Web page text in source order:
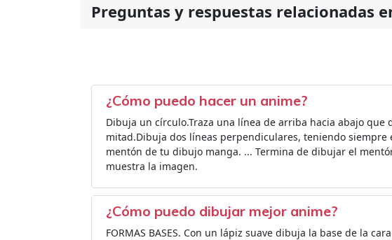
Preguntas y respuestas relacionadas
¿Cómo puedo hacer un anime?
Dibuja un círculo.Traza una línea de arriba hacia abajo que
mitad.Dibuja dos líneas perpendiculares, teniendo siempre
mentón de tu dibujo manga. ... Termina de dibujar el
muestra la imagen.
¿Cómo puedo dibujar mejor anime?
FORMAS BASES. Con un lápiz suave dibuja la base de la